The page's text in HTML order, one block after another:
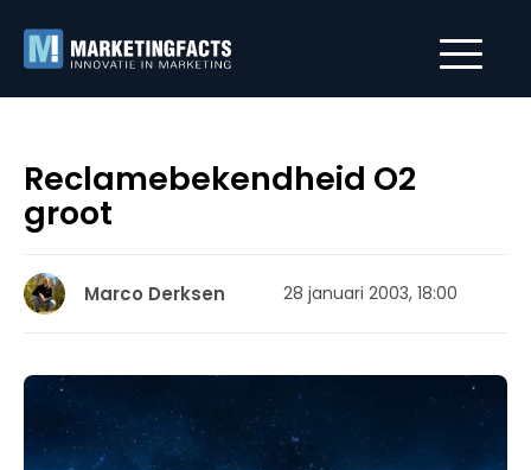
Reclamebekendheid O2
groot
Marco Derksen 28 januari 2003, 18:00